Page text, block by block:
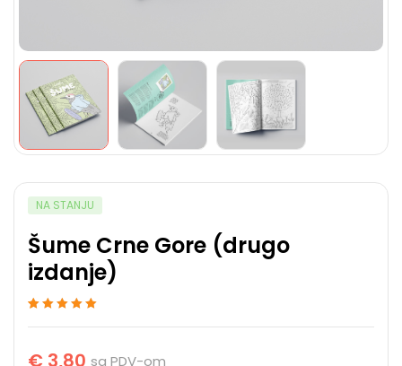
NA STANJU
Šume Crne Gore (drugo
izdanje)
ocene kupca sa PDV-om